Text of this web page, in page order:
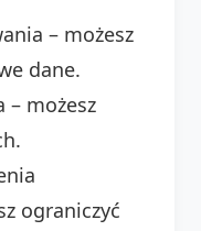
– możesz
dane.
– możesz
ograniczyć